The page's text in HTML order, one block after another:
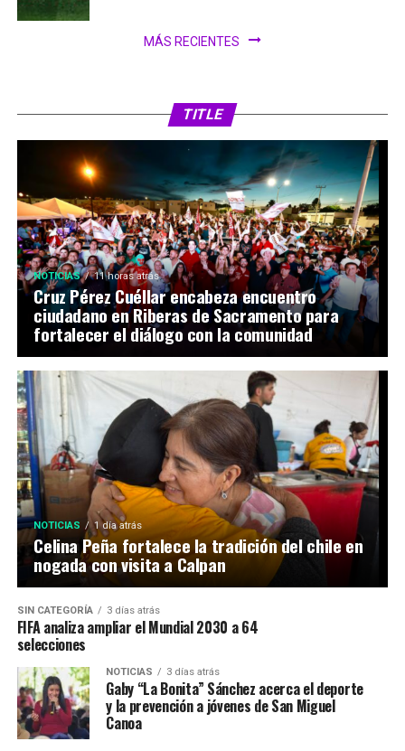
MÁS RECIENTES
TITLE
NOTICIAS 11 horas atrás
Cruz Pérez Cuéllar encabeza encuentro
ciudadano en Riberas de Sacramento para
fortalecer el diálogo con la comunidad
NOTICIAS 1 día atrás
Celina Peña fortalece la tradición del chile en
nogada con visita a Calpan
SIN CATEGORÍA 3 días atrás
FIFA analiza ampliar el Mundial 2030 a 64
selecciones
NOTICIAS 3 días atrás
Gaby “La Bonita” Sánchez acerca el deporte
y la prevención a jóvenes de San Miguel
Canoa